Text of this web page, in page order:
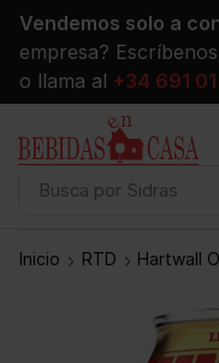
Vendemos solo a
empresa?
o llama al +34 691
Busca por Sidras
Inicio RTD Hartwall